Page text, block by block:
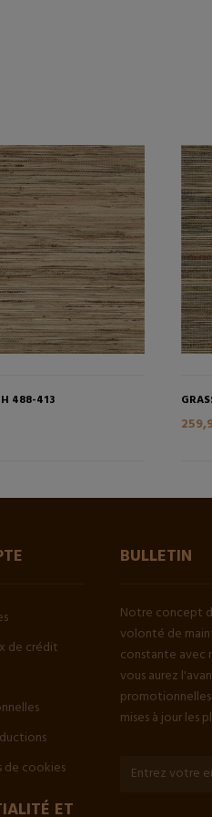
488-413
de crédit
de cookies
ET
BULLETIN
Notre concept
volonté de
constante avec
vous aurez
mises à jour les